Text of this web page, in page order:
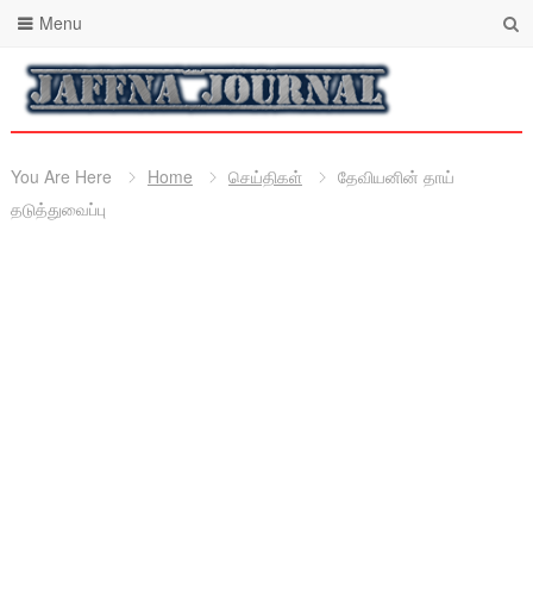
Menu
You Are Here Home செய்திகள்
தேவியனின் தாய்
தடுத்துவைப்பு